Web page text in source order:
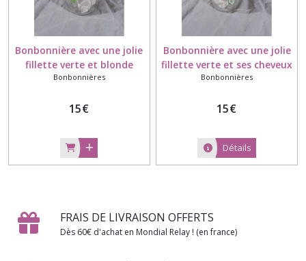
Bonbonnière avec une jolie
fillette verte et blonde
modelée à la main en
Bonbonnières
15€
Bonbonnière avec une jolie
fillette verte et ses cheveux
blonds modelée à la main
Bonbonnières
15€
Détails
FRAIS DE LIVRAISON OFFERTS
Dès 60€ d'achat en Mondial Relay ! (en france)